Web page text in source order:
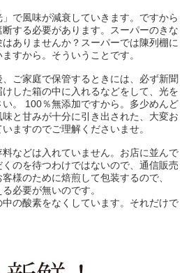
で風味が減衰していきます。ですから
する必要があります。スーパーのきな
ありませんか？スーパーでは陳列棚に
すから。そういうことです。
ご家庭で保管するときには、必ず新聞
した箱の中に入れるなどをして、光を
。 100％無添加ですから。多少めんど
と甘みが十分に引き出された、大変お
ますのでご理解くださいませ。
などは入れていません。お店に並んで
のを待つわけではないので、通信販売
様のために焙煎して包装するので、
必要が無いのです。
の酸素をなくしています。それだけで